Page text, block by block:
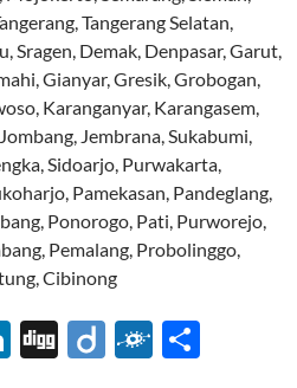
Tangerang Selatan,
Sragen, Demak, Denpasar, Garut,
Gianyar, Gresik, Grobogan,
Karanganyar, Karangasem,
Jembrana, Sukabumi,
Sidoarjo, Purwakarta,
Pamekasan, Pandeglang,
Ponorogo, Pati, Purworejo,
Pemalang, Probolinggo,
Cibinong
Li
Di Di F